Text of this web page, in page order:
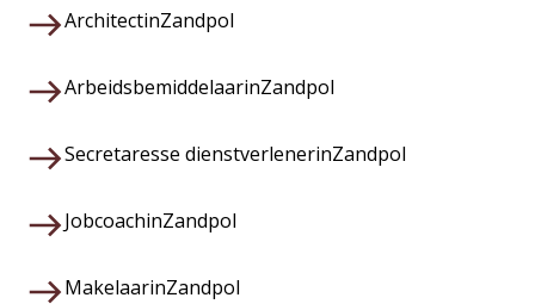
ArchitectinZandpol
ArbeidsbemiddelaarinZandpol
Secretaresse dienstverlenerinZandpol
JobcoachinZandpol
MakelaarinZandpol